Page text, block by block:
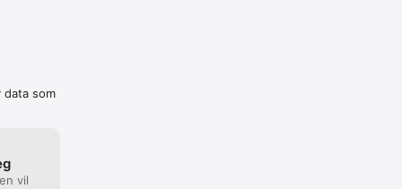
i
er
data som
vil